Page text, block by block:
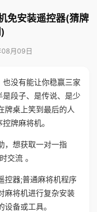
免安装遥控器(猜牌
08月09日
没有能让你稳赢三家
段子、是传说、是少
牌桌上笑到最后的人
牌麻将机。
，想获取一对一指
交流 。
控器;普通麻将机程序
麻将机进行复杂安装
备或工具。